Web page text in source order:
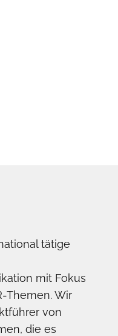
tätige
mit Fokus
Themen. Wir
von
die es